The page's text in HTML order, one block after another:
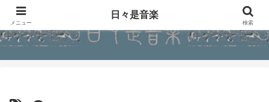
メニュー
日々是音楽
検索